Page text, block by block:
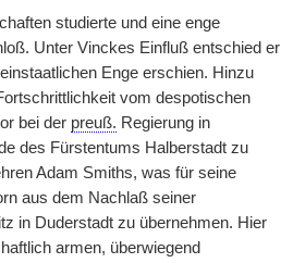
studierte und eine enge
Unter Vinckes Einfluß entschied er
Enge erschien. Hinzu
vom despotischen
bei der preuß. Regierung in
des Fürstentums Halberstadt zu
Adam Smiths, was für seine
aus dem Nachlaß seiner
in Duderstadt zu übernehmen. Hier
armen, überwiegend